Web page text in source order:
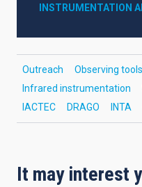
INSTRUMENTATION
Outreach Observing tools
Infrared instrumentation
IACTEC
DRAGO INTA
It may interest